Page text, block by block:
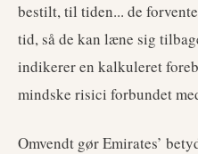
bestilt, til tiden... de
tid, så de kan læne sig
indikerer en kalkuleret
mindske risici forbundet
Omvendt gør Emirates’